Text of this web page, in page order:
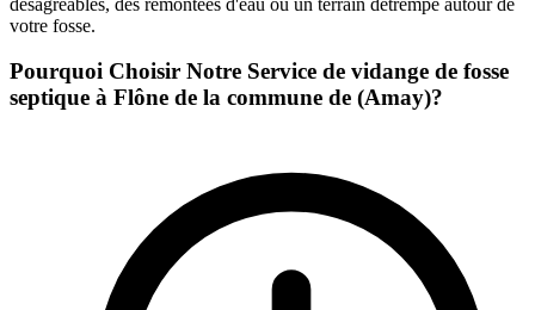
votre fosse.
Pourquoi Choisir Notre Service de vidange de fosse
septique à Flône de la commune de (Amay)?